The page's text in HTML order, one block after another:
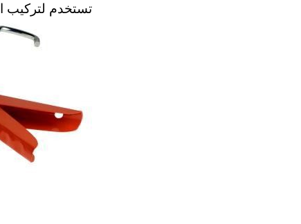
تستخدم لتركيب